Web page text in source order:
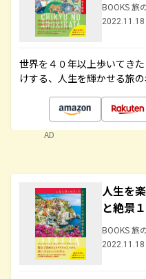
BOOKS 旅
2022.11.18
世界を４０年以上歩いてき
けする、人生を輝かせる旅
AD
人生を
と絶景
BOOKS 旅
2022.11.18